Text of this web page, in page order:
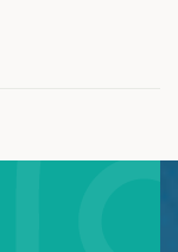
de alta